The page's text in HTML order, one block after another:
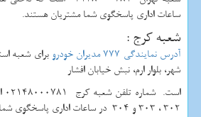
ساعات اداری پاسخگوی شما مشتریان هستند.
شعبه کرج :
آدرس نمایندگی 777 مدیران خودرو
برای شعبه
شهر، بلوار ارم، نبش خیابان افشار
302 ، 303 و 304 در ساعات اداری پاسخگوی شما مشتریان هستند.